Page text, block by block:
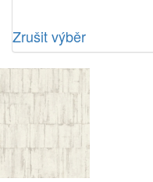
Zrušit výběr